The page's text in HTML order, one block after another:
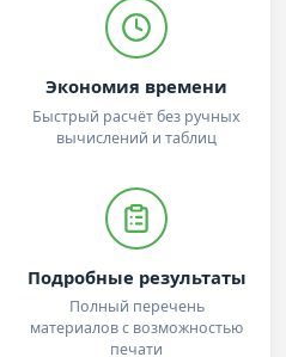
Экономия времени
Быстрый расчёт без ручных
вычислений и таблиц
Подробные результаты
Полный перечень
материалов с возможностью
печати